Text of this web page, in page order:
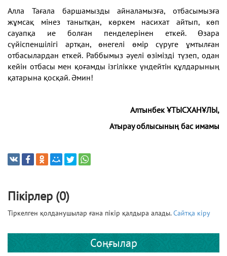
Алла Тағала баршамызды айналамызға, отбасымызға
жұмсақ мінез танытқан, көркем насихат айтып, көп
сауапқа ие болған пенделерінен еткей. Өзара
сүйіспеншілігі артқан, өнегелі өмір сүруге ұмтылған
отбасылардан еткей. Раббымыз әуелі өзімізді түзеп, одан
кейін отбасы мен қоғамды ізгілікке үндейтін құлдарының
қатарына қосқай. Әмин!
Алтынбек ҰТЫСХАНҰЛЫ,
Атырау облысының бас имамы
Пікірлер (0)
Тіркелген қолданушылар ғана пікір қалдыра алады.Сайтқа кіру
Соңғылар